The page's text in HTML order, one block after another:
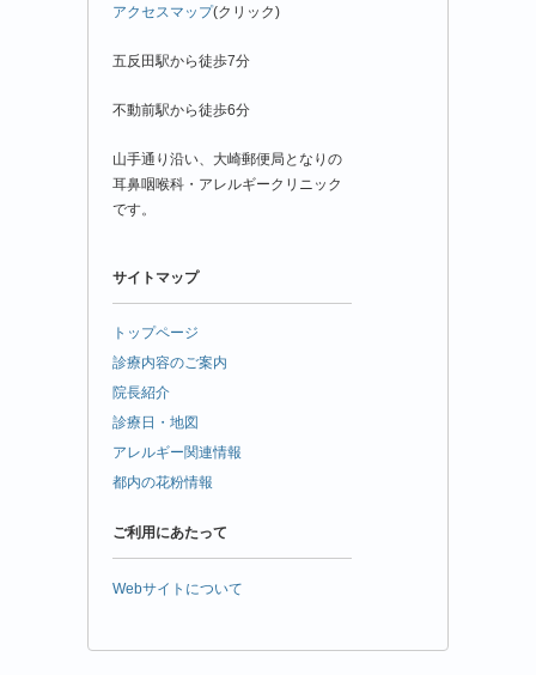
アクセスマップ(クリック)
五反田駅から徒歩7分
不動前駅から徒歩6分
山手通り沿い、大崎郵便局となりの
耳鼻咽喉科・アレルギークリニック
です。
サイトマップ
トップページ
診療内容のご案内
院長紹介
診療日・地図
アレルギー関連情報
都内の花粉情報
ご利用にあたって
Webサイトについて